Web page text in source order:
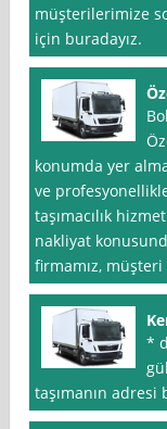
müşterilerimize
için buradayız.
konumda yer
ve
taşımacılık
nakliyat
firmamız,
*
taşımanın